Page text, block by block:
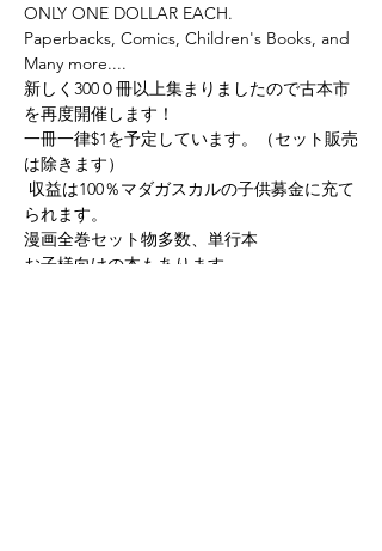
ONLY ONE DOLLAR EACH.
Paperbacks, Comics, Children's Books, and
Many more....
新しく300０冊以上集まりましたので古本市
を再度開催します！
一冊一律$1を予定しています。（セット販売
は除きます）
られます。
漫画全巻セット物多数、単行本
お子様向けの本もあります。